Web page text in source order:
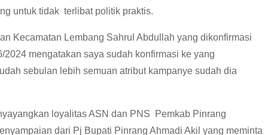
untuk tidak terlibat politik praktis.
Kecamatan Lembang Sahrul Abdullah yang dikonfirmasi
mengatakan saya sudah konfirmasi ke yang
sebulan lebih semuan atribut kampanye sudah dia
loyalitas ASN dan PNS Pemkab Pinrang
dari Pj Bupati Pinrang Ahmadi Akil yang meminta